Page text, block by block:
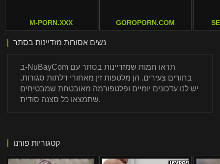
M-PORN.XXX GOROPORN.COM
נשים אסורות מזדיינות בסתר
ב-NuBayCom תראו חמות שמזדיינות בסתר עם
בחורים צעירים. הן מלטפות זין מאחורי דלתות סגורות.
יש לנו עדכונים יומיים ופלטפורמה מאובטחת שמבטיחים
שתמצאו כל סצנה סודית.
קטגוריות פורנו